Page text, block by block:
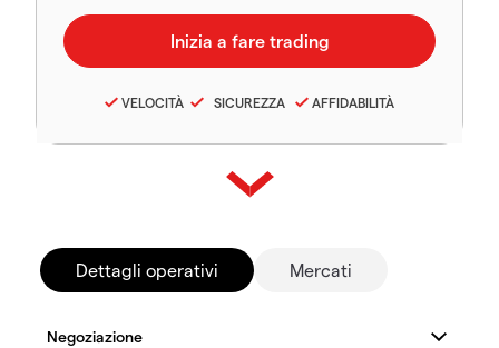
VELOCITÀ SICUREZZA AFFIDABILITÀ
Dettagli operativi Mercati